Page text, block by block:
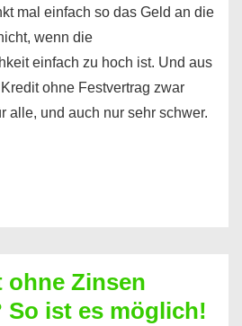
mal einfach so das Geld an die
wenn die
einfach zu hoch ist. Und aus
ohne Festvertrag zwar
alle, und auch nur sehr schwer.
ohne Zinsen
So ist es möglich!